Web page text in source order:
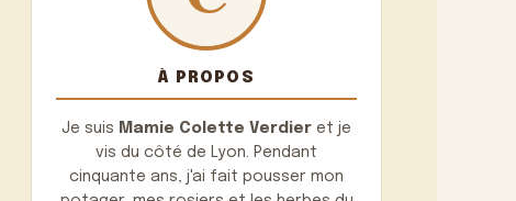
À PROPOS
Je suis Mamie Colette Verdier et je
vis du côté de Lyon. Pendant
cinquante ans, j'ai fait pousser mon